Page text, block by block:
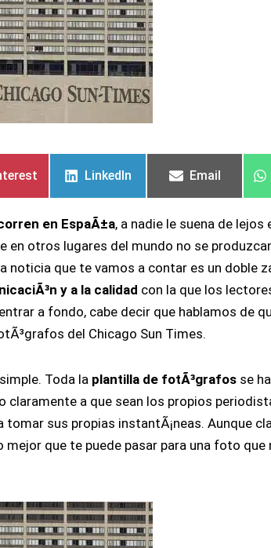
en
LinkedIn
en
Email
en EspaÃ±a, a nadie le suena de lejos
en otros lugares del mundo no se
noticia que te vamos a contar es un doble
y a la calidad con la que los
a fondo, cabe decir que hablamos de
del Chicago Sun Times.
Toda la plantilla de fotÃ³grafosse
claramente a que sean los propios
tomar sus propias instantÃ¡neas. Aunque
mejor que te puede pasar para una foto que
en
en